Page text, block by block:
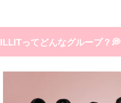
ILLITってどんなグループ？💭